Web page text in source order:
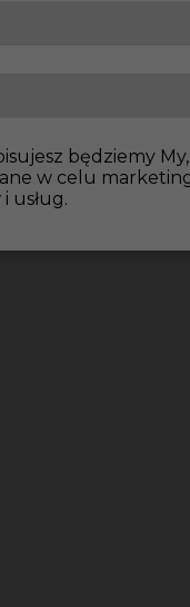
będziemy
w celu
usług.